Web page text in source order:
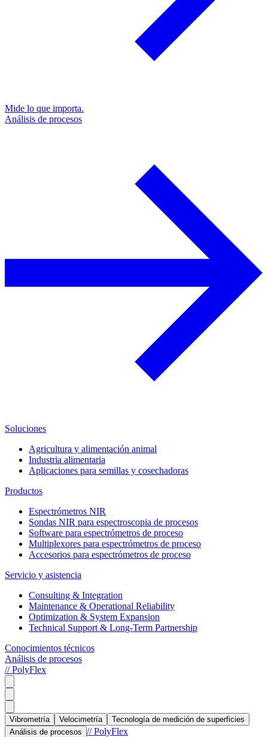
Mide lo que importa.
Análisis de procesos
Soluciones
Agricultura y alimentación animal
Industria alimentaria
Aplicaciones para semillas y cosechadoras
Productos
Espectrómetros NIR
Sondas NIR para espectroscopia de procesos
Software para espectrómetros de proceso
Multiplexores para espectrómetros de proceso
Accesorios para espectrómetros de proceso
Servicio y asistencia
Consulting & Integration
Maintenance & Operational Reliability
Optimization & System Expansion
Technical Support & Long-Term Partnership
Conocimientos técnicos
Análisis de procesos
// PolyFlex
Vibrometría Velocimetría
Tecnología de medición de superficies
Análisis de procesos // PolyFlex